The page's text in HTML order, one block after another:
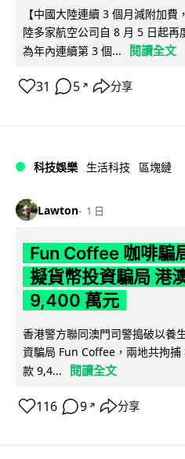
【中國大陸連續 3 個月減附加
陸多家航空公司自 8 月 5 日起再
為年內連續第 3 個...
閱讀全文
31 5 ↗ 分享
科技娛樂 生活科技 區塊鏈
Lawton 1 日
Fun Coffee 咖啡騙
擬貨幣投資騙局 港
9,400 萬元
香港警方聯同澳門司警搗破以養
資騙局 Fun Coffee，兩地共拘
款 9,4...
閱讀全文
116 9 ↗ 分享